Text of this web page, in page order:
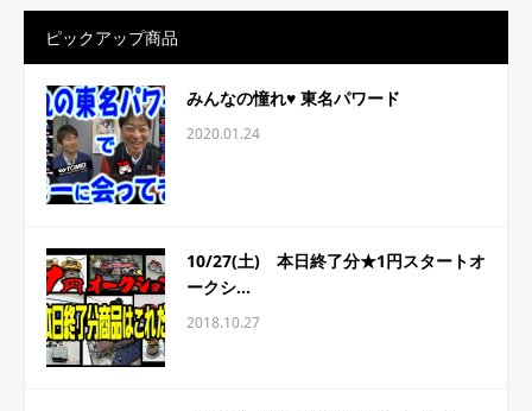
ピックアップ商品
みんなの憧れ♥ 東名パワード
2020.01.24
10/27(土) 本日終了分★1円スタートオ
ークシ...
2018.10.27